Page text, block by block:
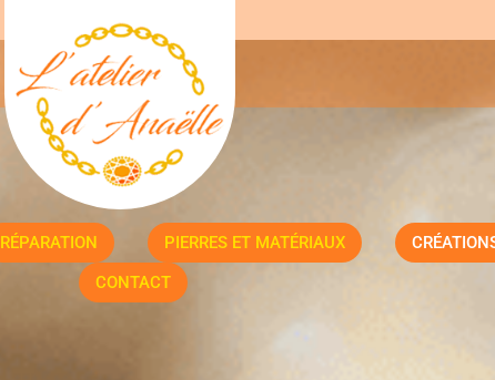
RÉPARATION PIERRES ET MATÉRIAUX
CONTACT